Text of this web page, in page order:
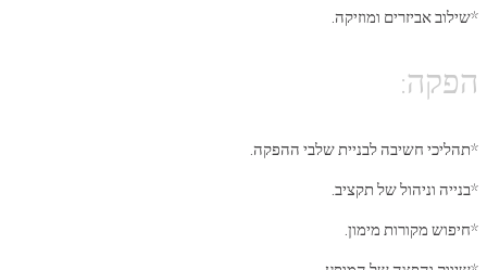
*שילוב אביזרים ומוזיקה.
הפקה:
*תהליכי חשיבה לבניית שלבי ההפקה.
*בנייה וניהול של תקציב.
*חיפוש מקורות מימון.